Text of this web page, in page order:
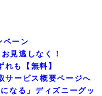
ペーン
見逃しなく！
も【無料】
なる」ディズニーグッ